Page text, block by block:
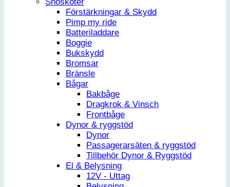
Förstärkningar & Skydd
Pimp my ride
Batteriladdare
Boggie
Bukskydd
Bromsar
Bränsle
Bågar
Bakbåge
Dragkrok & Vinsch
Frontbåge
Dynor & ryggstöd
Dynor
Passagerarsäten & ryggstöd
Tillbehör Dynor & Ryggstöd
El & Belysning
12V - Uttag